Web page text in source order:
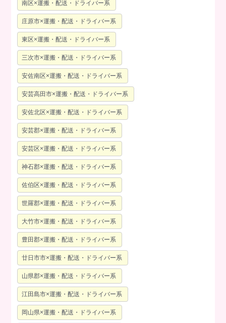
南区×運搬・配送・ドライバー系
庄原市×運搬・配送・ドライバー系
東区×運搬・配送・ドライバー系
三次市×運搬・配送・ドライバー系
安佐南区×運搬・配送・ドライバー系
安芸高田市×運搬・配送・ドライバー系
安佐北区×運搬・配送・ドライバー系
安芸郡×運搬・配送・ドライバー系
安芸区×運搬・配送・ドライバー系
神石郡×運搬・配送・ドライバー系
佐伯区×運搬・配送・ドライバー系
世羅郡×運搬・配送・ドライバー系
大竹市×運搬・配送・ドライバー系
豊田郡×運搬・配送・ドライバー系
廿日市市×運搬・配送・ドライバー系
山県郡×運搬・配送・ドライバー系
江田島市×運搬・配送・ドライバー系
岡山県×運搬・配送・ドライバー系